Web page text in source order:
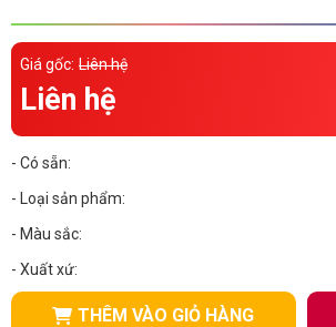
spa cho thú cưng
CHÍNH SÁCH
Chính sách mua hàng
Chính sách bảo hành
Chính sách đổi trả
Giá gốc: Liên hệ
Liên hệ
- Có sẵn:
- Loại sản phẩm:
- Màu sắc:
- Xuất xứ:
THÊM VÀO GIỎ HÀNG